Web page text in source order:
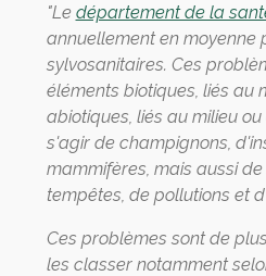
"Le département de la
annuellement en moyenne
sylvosanitaires. Ces
éléments biotiques, liés au
abiotiques, liés au milieu
s'agir de champignons,
mammifères, mais aussi
tempêtes, de pollutions et
Ces problèmes sont de
les classer notamment